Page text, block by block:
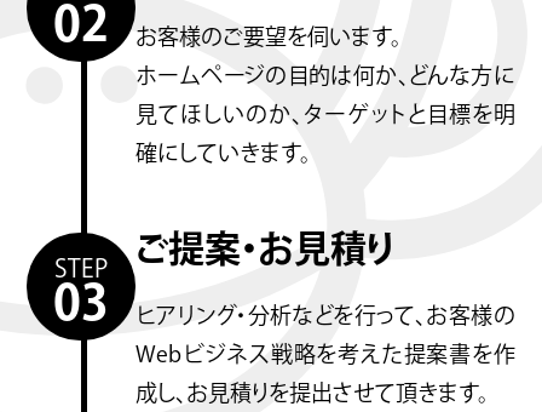
02
お客様のご要望を伺います。
ホームページの目的は何か、どんな方に
見てほしいのか、ターゲットと目標を明
確にしていきます。
STEP
03
ご提案・お見積り
ヒアリング・分析などを行って、お客様の
Webビジネス戦略を考えた提案書を作
成し、お見積りを提出させて頂きます。